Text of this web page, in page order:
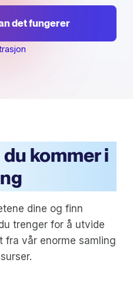
det fungerer
kommer i
dine og finn
trenger for å utvide
fra vår enorme samling